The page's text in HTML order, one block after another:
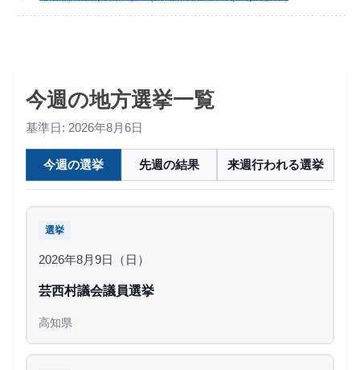
今週の地方選挙一覧
基準日: 2026年8月6日
今週の選挙 先週の結果 来週行われる選挙
選挙
2026年8月9日（日）
芸西村議会議員選挙
高知県